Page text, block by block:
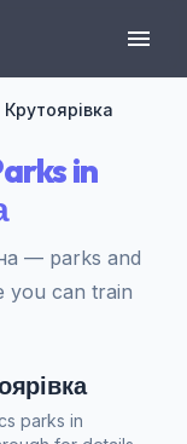
Крутоярівка
in
— parks and
you can train
parks in